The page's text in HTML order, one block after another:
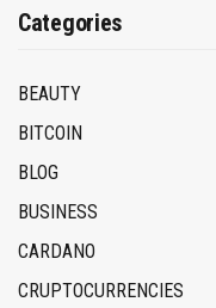
Categories
BEAUTY
BITCOIN
BLOG
BUSINESS
CARDANO
CRUPTOCURRENCIES